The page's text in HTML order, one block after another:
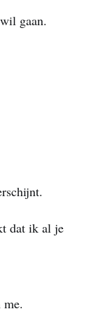
gaan.
dat ik al je
me.